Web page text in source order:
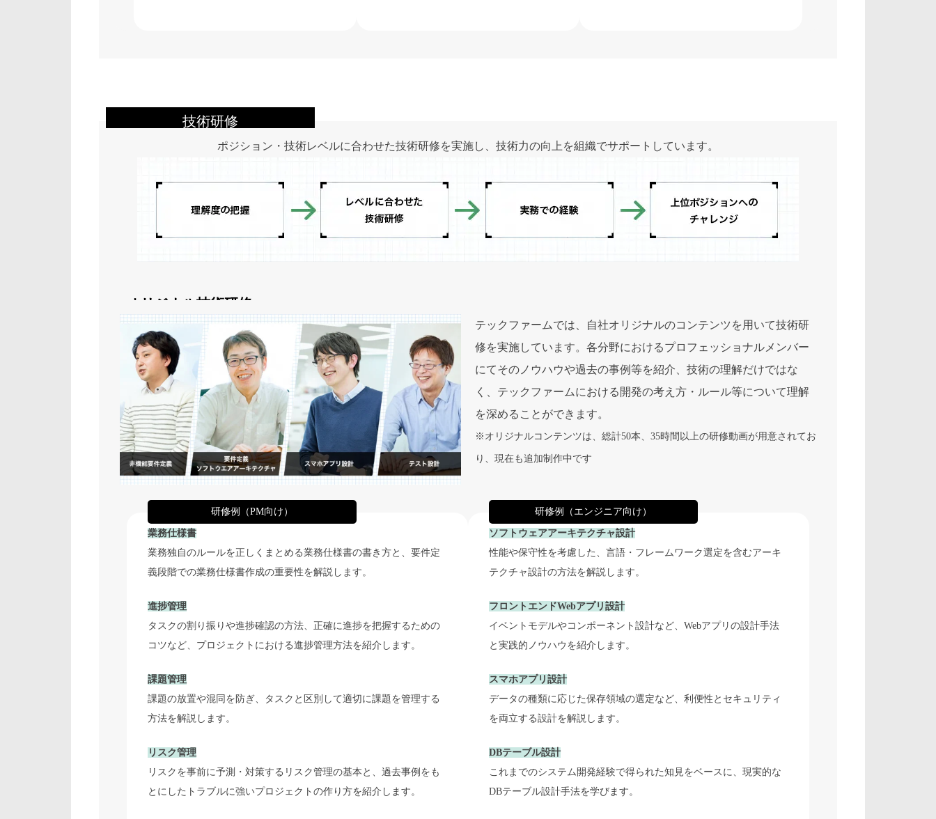
技術研修
ポジション・技術レベルに合わせた技術研修を実施し、技術力の向上を組織でサポートしています。
＜オリジナル技術研修＞
テックファームでは、自社オリジナルのコンテンツを用いて技術研
修を実施しています。各分野におけるプロフェッショナルメンバー
にてそのノウハウや過去の事例等を紹介、技術の理解だけではな
く、テックファームにおける開発の考え方・ルール等について理解
を深めることができます。
※オリジナルコンテンツは、総計50本、35時間以上の研修動画が用意されてお
り、現在も追加制作中です
研修例（PM向け）
業務仕様書
業務独自のルールを正しくまとめる業務仕様書の書き方と、要件定
義段階での業務仕様書作成の重要性を解説します。
進捗管理
タスクの割り振りや進捗確認の方法、正確に進捗を把握するための
コツなど、プロジェクトにおける進捗管理方法を紹介します。
課題管理
課題の放置や混同を防ぎ、タスクと区別して適切に課題を管理する
方法を解説します。
リスク管理
リスクを事前に予測・対策するリスク管理の基本と、過去事例をも
とにしたトラブルに強いプロジェクトの作り方を紹介します。
研修例（エンジニア向け）
ソフトウェアアーキテクチャ設計
性能や保守性を考慮した、言語・フレームワーク選定を含むアーキ
テクチャ設計の方法を解説します。
フロントエンドWebアプリ設計
イベントモデルやコンポーネント設計など、Webアプリの設計手法
と実践的ノウハウを紹介します。
スマホアプリ設計
データの種類に応じた保存領域の選定など、利便性とセキュリティ
を両立する設計を解説します。
DBテーブル設計
これまでのシステム開発経験で得られた知見をベースに、現実的な
DBテーブル設計手法を学びます。